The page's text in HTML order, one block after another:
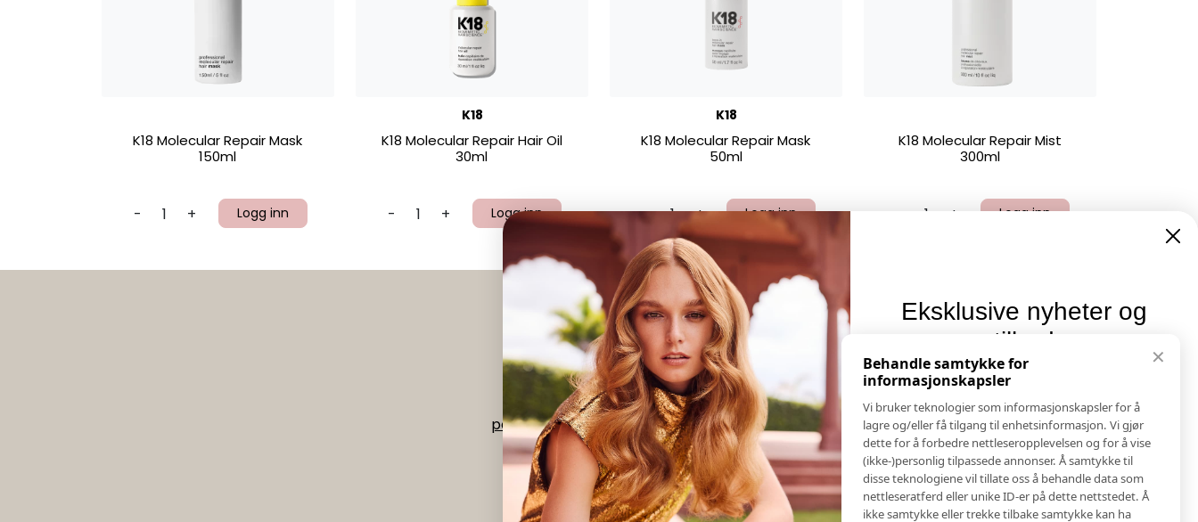
K18 Molecular Repair Mask
150ml
- + Logg inn
K18
K18 Molecular Repair Hair Oil
30ml
- + Logg inn
K18
K18 Molecular Repair Mask
50ml
- + Logg inn
K18 Molecular Repair Mist
300ml
+ Logg inn
Instagram|Facebook
Org nr 992 518 073
post@verdant.no-56 15 68 00
Salgs & Leveringsbetingelser
Registrer reklamasjon eller retur
Kontakt Oss
Bildebank
Følg Oss
Prislister
Etiske Retningslinjer
✕
Behandle samtykke for
informasjonskapsler
Vi bruker teknologier som informasjonskapsler for å
lagre og/eller få tilgang til enhetsinformasjon. Vi gjør
dette for å forbedre nettleseropplevelsen og for å vise
(ikke-)personlig tilpassede annonser. Å samtykke til
disse teknologiene vil tillate oss å behandle data som
nettleseratferd eller unike ID-er på dette nettstedet. Å
ikke samtykke eller trekke tilbake samtykke kan ha
Eksklusive nyheter og
tilbud
Meld deg på vårt nyhetsbrev og hold deg oppdatert!
Her får du innblikk i nyheter, kampanjer og
konkurranser.
E-post